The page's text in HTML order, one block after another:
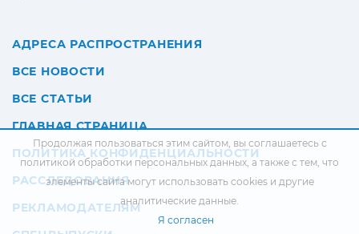
АДРЕСА РАСПРОСТРАНЕНИЯ
ВСЕ НОВОСТИ
ВСЕ СТАТЬИ
ГЛАВНАЯ СТРАНИЦА
ПОЛИТИКА КОНФИДЕНЦИАЛЬНОСТИ
РАССЛЕДОВАНИЯ
РЕКЛАМОДАТЕЛЯМ
Продолжая пользоваться этим сайтом, вы соглашаетесь с
политикой обработки персональных данных, а также с тем, что
элементы сайта могут использовать cookies и другие
аналитические данные.
Я согласен